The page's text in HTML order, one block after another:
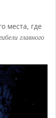
места, где
главного